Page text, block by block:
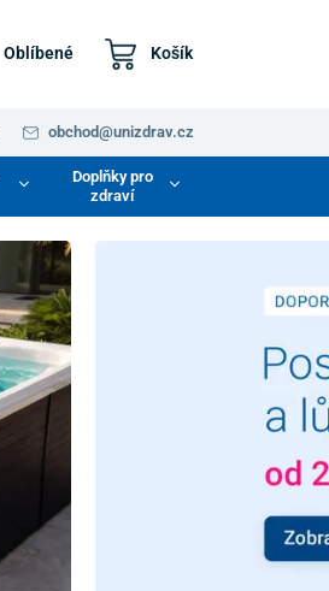
Oblíbené Košík
obchod@unizdrav.cz
Doplňky pro
zdraví